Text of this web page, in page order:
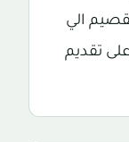
الي
تقديم